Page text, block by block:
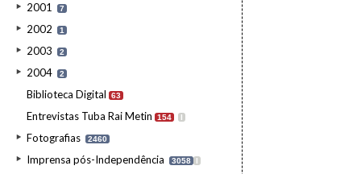
2001 7
2002 1
2003 2
2004 2
Biblioteca Digital 63
Entrevistas Tuba Rai Metin 154 I
Fotografias 2460
Imprensa pós-Independência 3058 I